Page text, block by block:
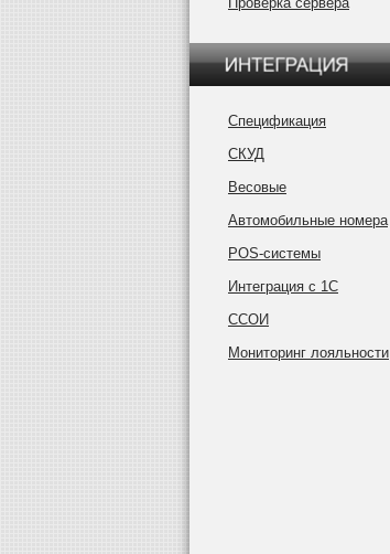
Спецификация
СКУД
Весовые
Автомобильные номера
POS-системы
Интеграция с 1С
ССОИ
Мониторинг лояльности